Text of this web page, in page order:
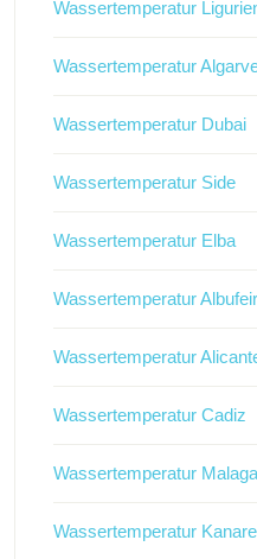
Wassertemperatur
Wassertemperatur
Wassertemperatur Dubai
Wassertemperatur Side
Wassertemperatur Elba
Wassertemperatur
Wassertemperatur
Wassertemperatur Cadiz
Wassertemperatur Malaga
Wassertemperatur